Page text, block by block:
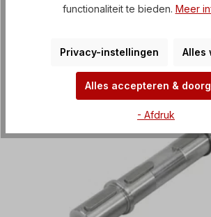
functionaliteit te bieden. Meer
Privacy-instellingen Alles
Alles accepteren &
- Afdruk